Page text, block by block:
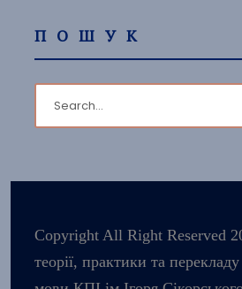
ПОШУК
Copyright All Right Reserved
теорії, практики та